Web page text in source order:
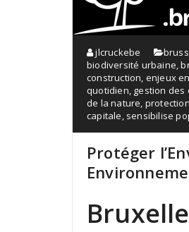
jlcruckebe
biodiversité urbaine,
construction, enjeux
quotidien, gestion des
de la nature, protection
capitale, sensibilise
Protéger